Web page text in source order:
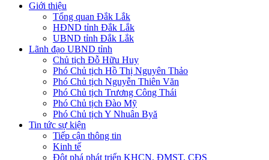
Giới thiệu
Tổng quan Đắk Lắk
HĐND tỉnh Đắk Lắk
UBND tỉnh Đắk Lắk
Lãnh đạo UBND tỉnh
Chủ tịch Đỗ Hữu Huy
Phó Chủ tịch Hồ Thị Nguyên Thảo
Phó Chủ tịch Nguyễn Thiên Văn
Phó Chủ tịch Trương Công Thái
Phó Chủ tịch Đào Mỹ
Phó Chủ tịch Y Nhuân Byă
Tin tức sự kiện
Tiếp cận thông tin
Kinh tế
Đột phá phát triển KHCN, ĐMST, CĐS